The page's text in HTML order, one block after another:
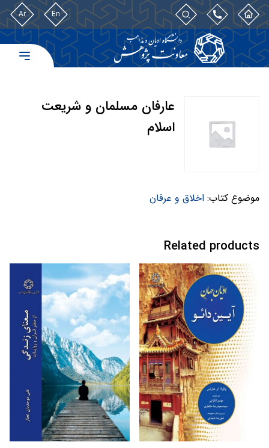
En
Ar
عارفان مسلمان و شريعت
اسلام
موضوع کتاب: اخلاق و عرفان
Related products